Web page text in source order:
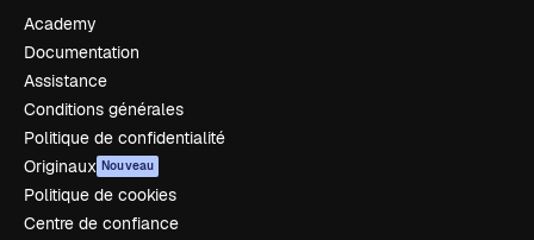
Academy
Documentation
Assistance
Conditions générales
Politique de confidentialité
Originaux Nouveau
Politique de cookies
Centre de confiance